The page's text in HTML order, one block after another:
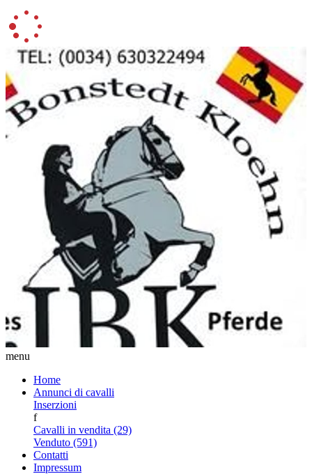
menu
Home
Annunci di cavalli
Inserzioni
f
Cavalli in vendita (29)
Venduto (591)
Contatti
Impressum